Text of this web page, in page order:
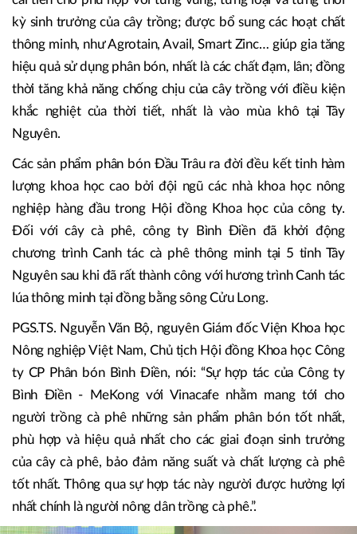
Công ty CP Phân bón Bình Điền là một doanh nghiệp sản
xuất phân bón NPK hàng đầu cả nước. Sản phẩm phân bón
Đầu Trâu được sản xuất với công nghệ hiện đại, luôn được
cải tiến cho phù hợp với từng vùng, từng loại và từng thời
kỳ sinh trưởng của cây trồng; được bổ sung các hoạt chất
hiệu quả sử dụng phân bón, nhất là các chất đạm, lân; đồng
thời tăng khả năng chống chịu của cây trồng với điều kiện
khắc nghiệt của thời tiết, nhất là vào mùa khô tại Tây
Các sản phẩm phân bón Đầu Trâu ra đời đều kết tinh hàm
lượng khoa học cao bởi đội ngũ các nhà khoa học nông
Đối với cây cà phê, công ty Bình Điền đã khởi động
chương trình Canh tác cà phê thông minh tại 5 tỉnh Tây
Nguyên sau khi đã rất thành công với hương trình Canh tác
lúa thông minh tại đồng bằng sông Cửu Long.
PGS.TS. Nguyễn Văn Bộ, nguyên Giám đốc Viện Khoa học
Nông nghiệp Việt Nam, Chủ tịch Hội đồng Khoa học Công
ty CP Phân bón Bình Điền, nói: “Sự hợp tác của Công ty
Bình Điền - MeKong với Vinacafe nhằm mang tới cho
người trồng cà phê những sản phẩm phân bón tốt nhất,